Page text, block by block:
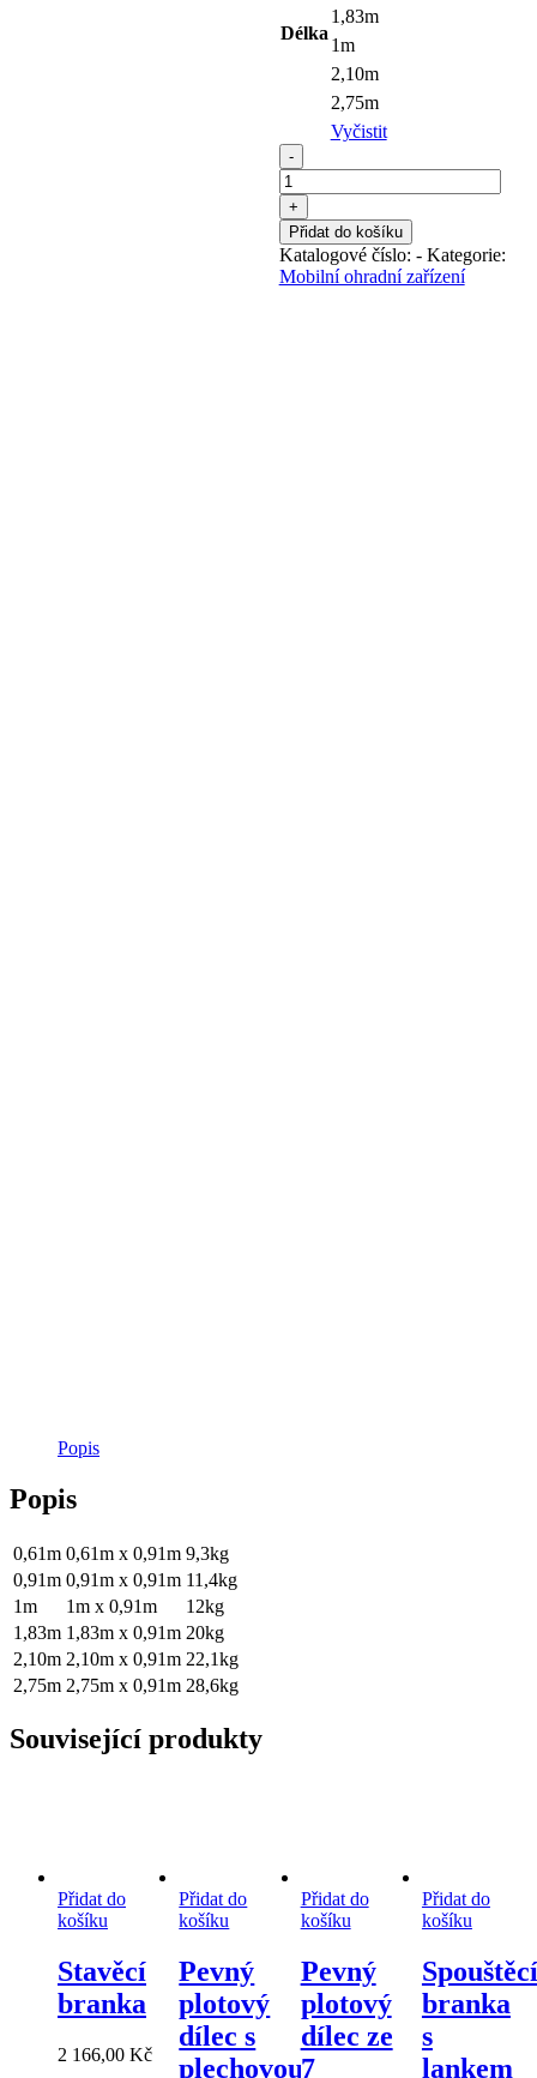
Délka
1,83m
1m
2,10m
2,75m
Vyčistit
Brána
s
rámem
množství
Přidat do košíku
Katalogové číslo: - Kategorie:
Mobilní ohradní zařízení
Popis
Popis
0,61m 0,61m x 0,91m 9,3kg
0,91m 0,91m x 0,91m 11,4kg
1m
1m x 0,91m
12kg
1,83m 1,83m x 0,91m 20kg
2,10m 2,10m x 0,91m 22,1kg
2,75m 2,75m x 0,91m 28,6kg
Související produkty
Přidat do
košíku
Stavěcí
branka
2 166,00 Kč
Přidat do
košíku
Pevný
plotový
dílec s
plechovou
Přidat do
košíku
Pevný
plotový
dílec ze
7
Přidat do
košíku
Spouštěcí
branka
s
lankem